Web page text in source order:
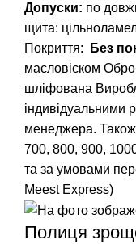
Допуски: по
щита:
Покриття:
Без
масловіском
шліфована
індивідуальними
менеджера. Також
700, 800, 900,
та за умовами
Meest Express)
Полиця